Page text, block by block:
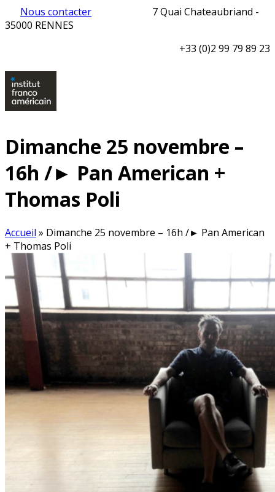
Nous contacter
7 Quai Chateaubriand -
35000 RENNES
+33 (0)2 99 79 89 23
Dimanche 25 novembre –
16h /► Pan American +
Thomas Poli
Accueil » Dimanche 25 novembre – 16h /► Pan American
+ Thomas Poli